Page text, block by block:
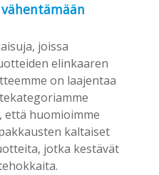
joissa
elinkaaren
on laajentaa
että huomioimme
kaltaiset
jotka kestävät